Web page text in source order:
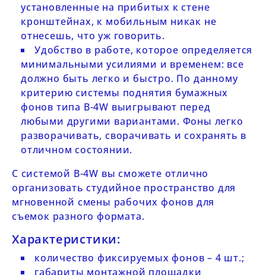
установленные на прибитых к стене
кронштейнах, к мобильным никак не
отнесешь, что уж говорить.
Удобство в работе, которое определяется
минимальными усилиями и временем: все
должно быть легко и быстро. По данному
критерию системы поднятия бумажных
фонов типа B-4W выигрывают перед
любыми другими вариантами. Фоны легко
разворачивать, сворачивать и сохранять в
отличном состоянии.
С системой B-4W вы сможете отлично
организовать студийное пространство для
мгновенной смены рабочих фонов для
съемок разного формата.
Характеристики:
количество фиксируемых фонов – 4 шт.;
габариты монтажной площадки